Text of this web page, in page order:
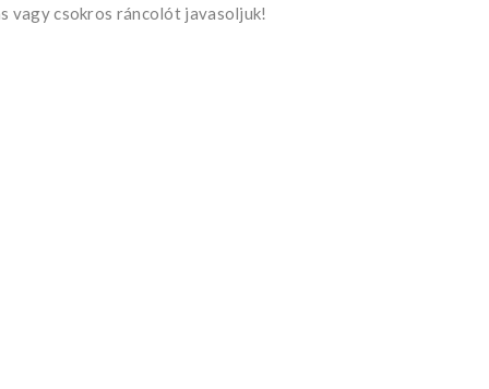
vagy csokros ráncolót javasoljuk!